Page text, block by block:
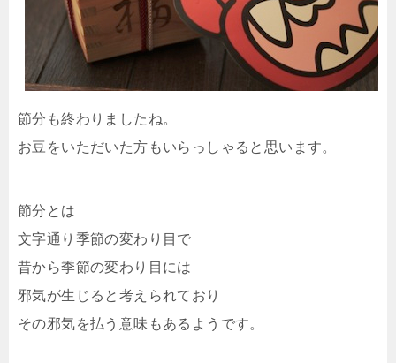
節分も終わりましたね。
お豆をいただいた方もいらっしゃると思います。
節分とは
文字通り季節の変わり目で
昔から季節の変わり目には
邪気が生じると考えられており
その邪気を払う意味もあるようです。